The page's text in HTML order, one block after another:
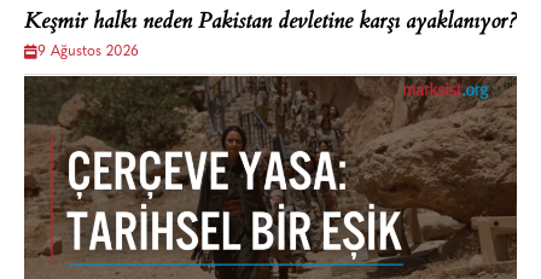
Keşmir halkı neden Pakistan devletine karşı ayaklanıyor?
9 Ağustos 2026